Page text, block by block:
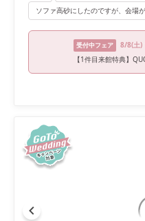
受付中フェア 8/8(土)